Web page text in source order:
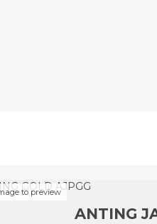
GOLD AJPGG
to preview
ANTING